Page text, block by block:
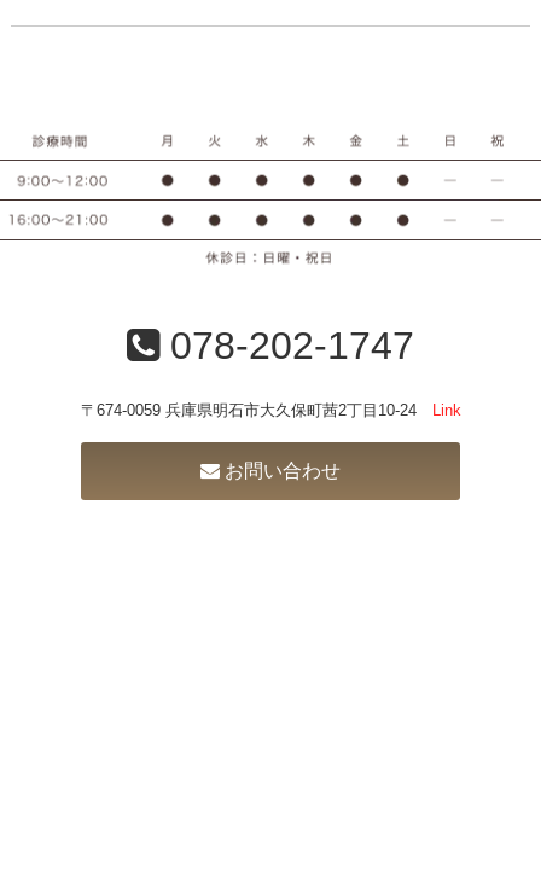
078-202-1747
〒674-0059 兵庫県明石市大久保町茜2丁目10-24 Link
お問い合わせ